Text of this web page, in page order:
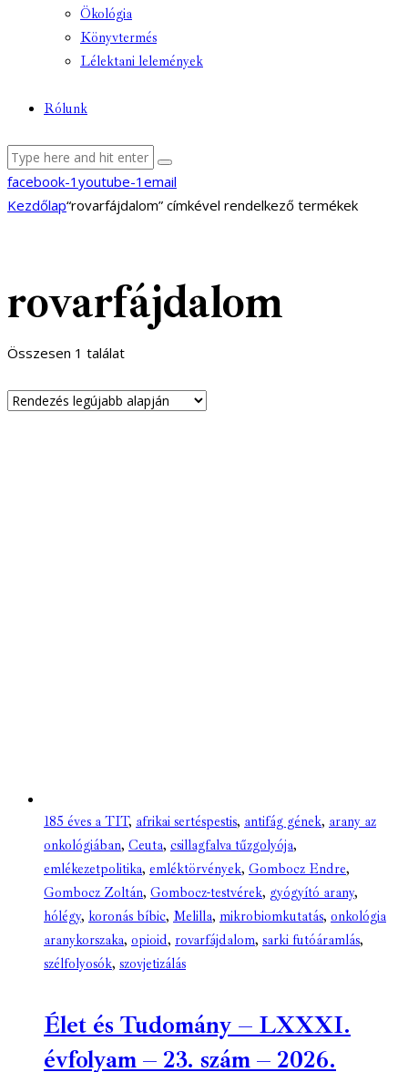
Ökológia
Könyvtermés
Lélektani lelemények
Rólunk
facebook-1 youtube-1 email
Kezdőlap“rovarfájdalom” címkével rendelkező termékek
rovarfájdalom
Összesen 1 találat
185 éves a TIT, afrikai sertéspestis, antifág gének, arany az
onkológiában, Ceuta, csillagfalva tűzgolyója,
emlékezetpolitika, emléktörvények, Gombocz Endre,
Gombocz Zoltán, Gombocz-testvérek, gyógyító arany,
hólégy, koronás bíbic, Melilla, mikrobiomkutatás, onkológia
aranykorszaka, opioid, rovarfájdalom, sarki futóáramlás,
szélfolyosók, szovjetizálás
Élet és Tudomány – LXXXI.
évfolyam – 23. szám – 2026.